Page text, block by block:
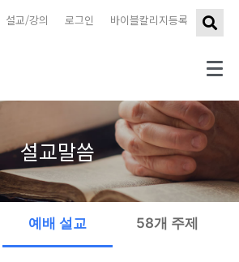
바이블칼리지등록
로그인
설교/강의
설교말씀
예배 설교 58개 주제